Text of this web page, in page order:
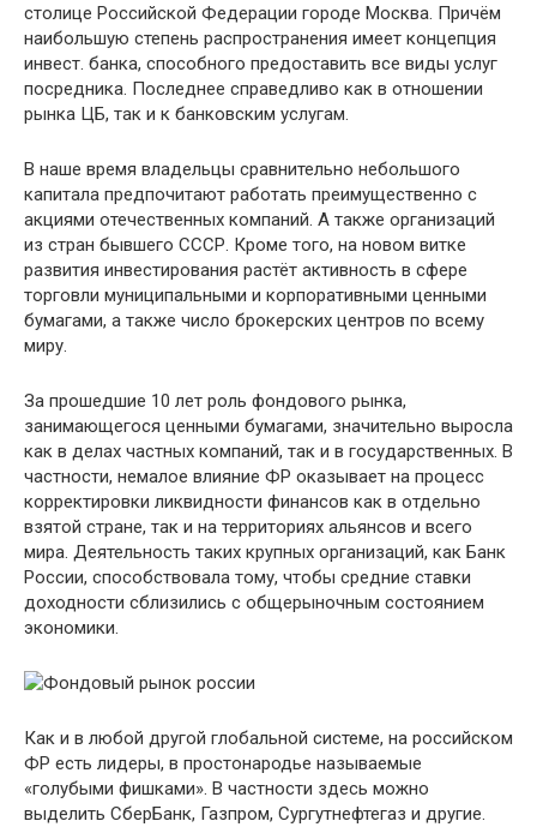
столице Российской Федерации городе Москва. Причём
наибольшую степень распространения имеет концепция
инвест. банка, способного предоставить все виды услуг
посредника. Последнее справедливо как в отношении
рынка ЦБ, так и к банковским услугам.
В наше время владельцы сравнительно небольшого
капитала предпочитают работать преимущественно с
акциями отечественных компаний. А также организаций
из стран бывшего СССР. Кроме того, на новом витке
развития инвестирования растёт активность в сфере
торговли муниципальными и корпоративными ценными
бумагами, а также число брокерских центров по всему
миру.
За прошедшие 10 лет роль фондового рынка,
занимающегося ценными бумагами, значительно выросла
как в делах частных компаний, так и в государственных. В
частности, немалое влияние ФР оказывает на процесс
корректировки ликвидности финансов как в отдельно
взятой стране, так и на территориях альянсов и всего
мира. Деятельность таких крупных организаций, как Банк
России, способствовала тому, чтобы средние ставки
доходности сблизились с общерыночным состоянием
экономики.
Как и в любой другой глобальной системе, на российском
ФР есть лидеры, в простонародье называемые
«голубыми фишками». В частности здесь можно
выделить СберБанк, Газпром, Сургутнефтегаз и другие.